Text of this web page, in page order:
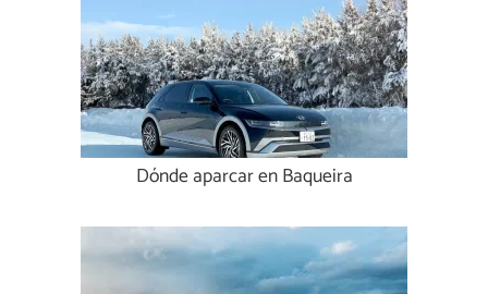
Dónde aparcar en Baqueira